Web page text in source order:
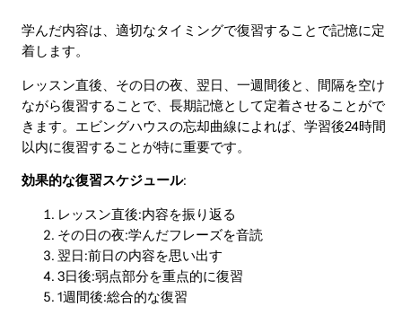
学んだ内容は、適切なタイミングで復習することで記憶に定
着します。
レッスン直後、その日の夜、翌日、一週間後と、間隔を空け
ながら復習することで、長期記憶として定着させることがで
きます。エビングハウスの忘却曲線によれば、学習後24時間
以内に復習することが特に重要です。
効果的な復習スケジュール:
レッスン直後:内容を振り返る
その日の夜:学んだフレーズを音読
翌日:前日の内容を思い出す
3日後:弱点部分を重点的に復習
1週間後:総合的な復習